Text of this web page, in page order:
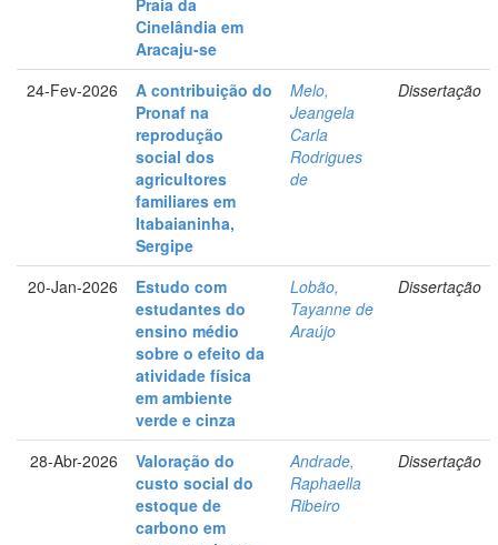
Praia da
Cinelândia em
Aracaju-se
24-Fev-2026
A contribuição do
Pronaf na
reprodução
social dos
agricultores
familiares em
Itabaianinha,
Sergipe
Melo,
Jeangela
Carla
Rodrigues
de
Dissertação
20-Jan-2026
Estudo com
estudantes do
ensino médio
sobre o efeito da
atividade física
em ambiente
verde e cinza
Lobão,
Tayanne de
Araújo
Dissertação
28-Abr-2026
Valoração do
custo social do
estoque de
carbono em
Andrade,
Raphaella
Ribeiro
Dissertação